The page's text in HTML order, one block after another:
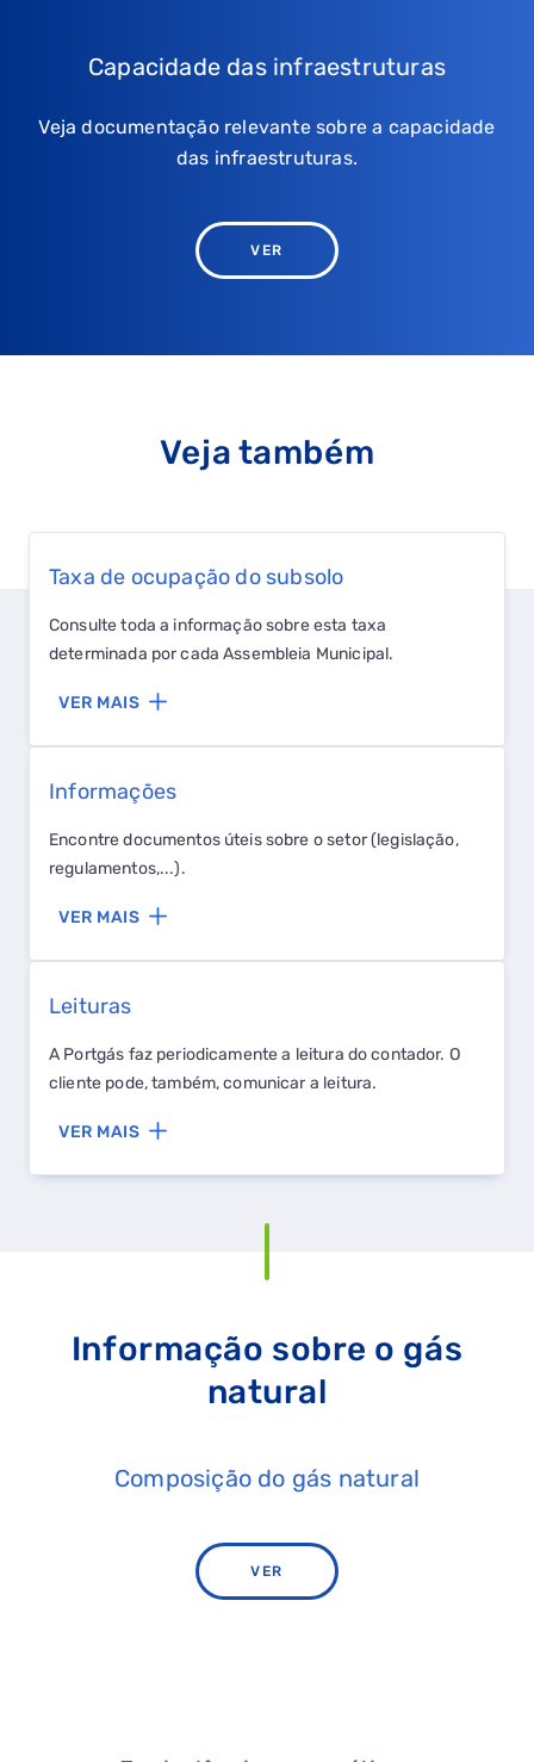
Capacidade das infraestruturas
Veja documentação relevante sobre a capacidade
das infraestruturas.
VER
Veja também
Taxa de ocupação do subsolo
Consulte toda a informação sobre esta taxa
determinada por cada Assembleia Municipal.
VER MAIS
Informações
Encontre documentos úteis sobre o setor (legislação,
regulamentos,...).
VER MAIS
Leituras
A Portgás faz periodicamente a leitura do contador. O
cliente pode, também, comunicar a leitura.
VER MAIS
Informação sobre o gás
natural
Composição do gás natural
VER